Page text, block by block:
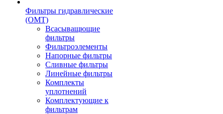
Фильтры гидравлические
(OMT)
Всасыващющие
фильтры
Фильтроэлементы
Напорные фильтры
Сливные фильтры
Линейные фильтры
Комплекты
уплотнений
Комплектующие к
фильтрам